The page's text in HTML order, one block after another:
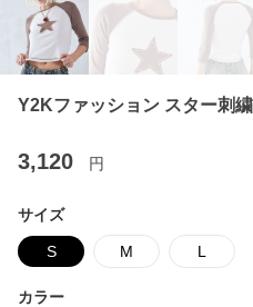
Y2Kファッション スター刺
3,120 円
サイズ
S M L
カラー